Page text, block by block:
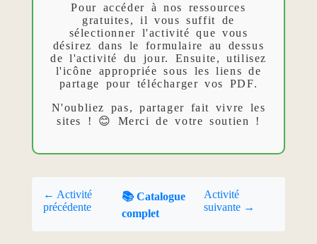
Pour accéder à nos ressources
gratuites, il vous suffit de
sélectionner l'activité que vous
désirez dans le formulaire au dessus
de l'activité du jour. Ensuite, utilisez
l'icône appropriée sous les liens de
partage pour télécharger vos PDF.
N'oubliez pas, partager fait vivre les
sites ! 😊 Merci de votre soutien !
← Activité
précédente
📚 Catalogue
complet
Activité
suivante →